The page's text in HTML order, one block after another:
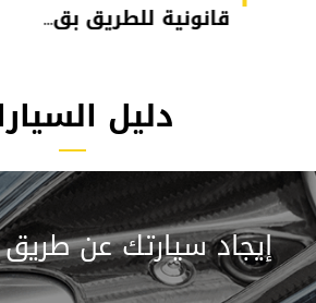
قانونية للطريق بق...
دليل
إيجاد سيارتك عن